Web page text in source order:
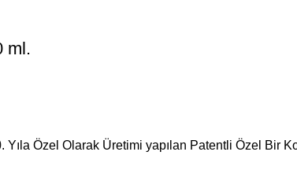
ml.
Özel Olarak Üretimi yapılan Patentli Özel Bir